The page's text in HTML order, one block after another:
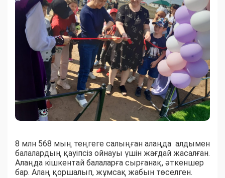
8 млн 568 мың теңгеге салыңған алаңда алдымен
балалардың қауіпсіз ойнауы үшін жағдай жасалған.
Алаңда кішкентай балаларға сырғанақ, әткеншер
бар. Алаң қоршалып, жұмсақ жабын төселген.